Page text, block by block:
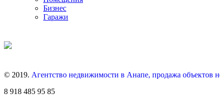
Бизнес
Гаражи
© 2019. Агентство недвижимости в Анапе, продажа объектов
8 918 485 95 85